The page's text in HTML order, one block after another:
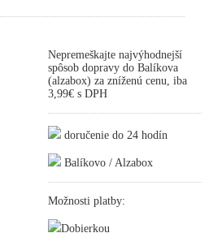
Nepremeškajte najvýhodnejší
spôsob dopravy do Balíkova
(alzabox) za zníženú cenu, iba
3,99€ s DPH
doručenie do 24 hodín
Balíkovo / Alzabox
Možnosti platby:
Dobierkou